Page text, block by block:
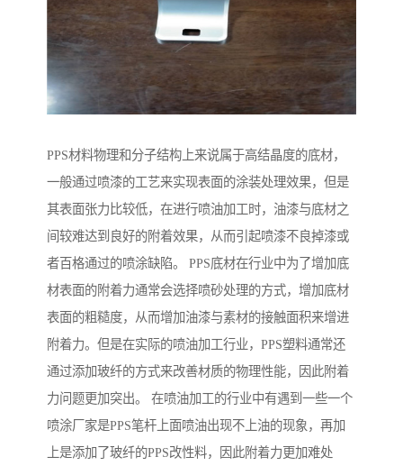
PPS材料物理和分子结构上来说属于高结晶度的底材，
一般通过喷漆的工艺来实现表面的涂装处理效果，但是
其表面张力比较低，在进行喷油加工时，油漆与底材之
间较难达到良好的附着效果，从而引起喷漆不良掉漆或
者百格通过的喷涂缺陷。 PPS底材在行业中为了增加底
材表面的附着力通常会选择喷砂处理的方式，增加底材
表面的粗糙度，从而增加油漆与素材的接触面积来增进
附着力。但是在实际的喷油加工行业，PPS塑料通常还
通过添加玻纤的方式来改善材质的物理性能，因此附着
力问题更加突出。 在喷油加工的行业中有遇到一些一个
喷涂厂家是PPS笔杆上面喷油出现不上油的现象，再加
上是添加了玻纤的PPS改性料，因此附着力更加难处